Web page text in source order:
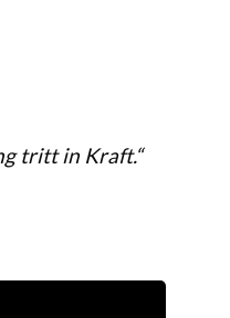
tritt in Kraft.“